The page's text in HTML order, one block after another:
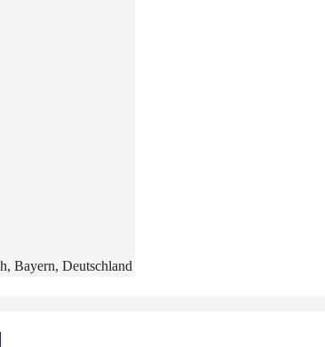
Bayern, Deutschland